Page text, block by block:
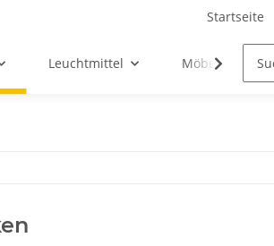
Startseite
Leuchtmittel Möbel-